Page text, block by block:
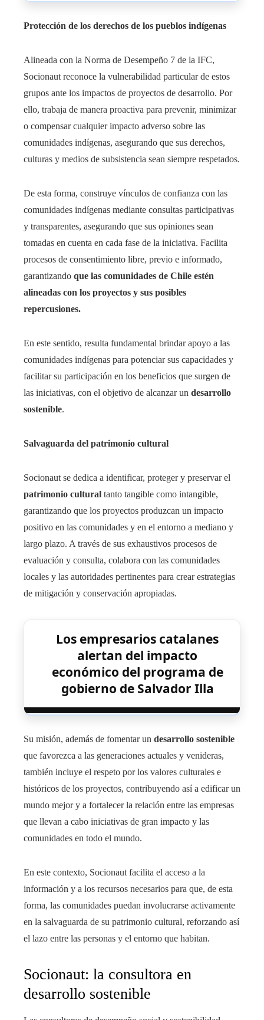
Protección de los derechos de los pueblos indígenas
Alineada con la Norma de Desempeño 7 de la IFC,
Socionaut reconoce la vulnerabilidad particular de estos
grupos ante los impactos de proyectos de desarrollo. Por
ello, trabaja de manera proactiva para prevenir, minimizar
o compensar cualquier impacto adverso sobre las
comunidades indígenas, asegurando que sus derechos,
culturas y medios de subsistencia sean siempre respetados.
De esta forma, construye vínculos de confianza con las
comunidades indígenas mediante consultas participativas
y transparentes, asegurando que sus opiniones sean
tomadas en cuenta en cada fase de la iniciativa. Facilita
procesos de consentimiento libre, previo e informado,
garantizando que las comunidades de Chile estén
alineadas con los proyectos y sus posibles
repercusiones.
En este sentido, resulta fundamental brindar apoyo a las
comunidades indígenas para potenciar sus capacidades y
facilitar su participación en los beneficios que surgen de
las iniciativas, con el objetivo de alcanzar un desarrollo
sostenible.
Salvaguarda del patrimonio cultural
Socionaut se dedica a identificar, proteger y preservar el
patrimonio cultural tanto tangible como intangible,
garantizando que los proyectos produzcan un impacto
positivo en las comunidades y en el entorno a mediano y
largo plazo. A través de sus exhaustivos procesos de
evaluación y consulta, colabora con las comunidades
locales y las autoridades pertinentes para crear estrategias
de mitigación y conservación apropiadas.
Los empresarios catalanes
alertan del impacto
económico del programa de
gobierno de Salvador Illa
Su misión, además de fomentar un desarrollo sostenible
que favorezca a las generaciones actuales y venideras,
también incluye el respeto por los valores culturales e
históricos de los proyectos, contribuyendo así a edificar un
mundo mejor y a fortalecer la relación entre las empresas
que llevan a cabo iniciativas de gran impacto y las
comunidades en todo el mundo.
En este contexto, Socionaut facilita el acceso a la
información y a los recursos necesarios para que, de esta
forma, las comunidades puedan involucrarse activamente
en la salvaguarda de su patrimonio cultural, reforzando así
el lazo entre las personas y el entorno que habitan.
Socionaut: la consultora en
desarrollo sostenible